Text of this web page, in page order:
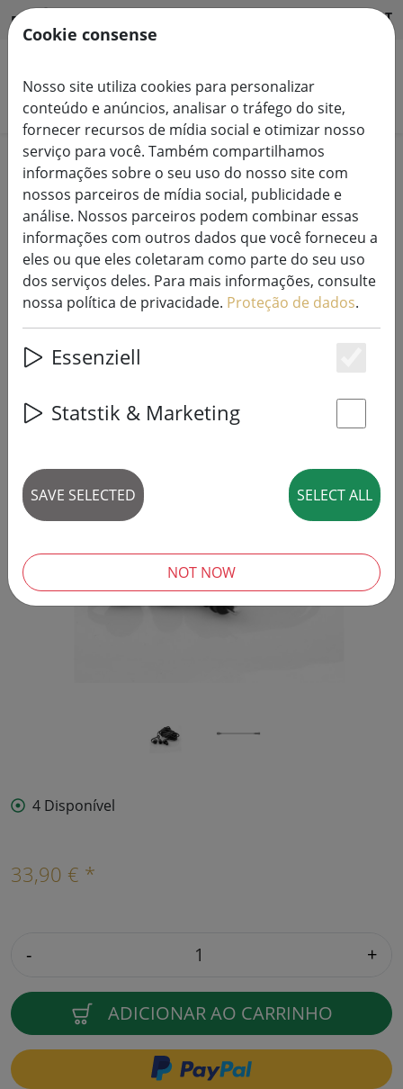
PT HILFE & SUPPORT
Pesquisar produtos
Home
Sistemas de luzes de fadas
correntes de luz do sistema Tech-Line LED 230V
Extensão de luzes de fadas Sirius
Tech-Line 230V 15 m preto
4 Disponível
33,90 € *
- +
ADICIONAR AO CARRINHO
Cookie consense
Nosso site utiliza cookies para personalizar
conteúdo e anúncios, analisar o tráfego do site,
fornecer recursos de mídia social e otimizar nosso
serviço para você. Também compartilhamos
informações sobre o seu uso do nosso site com
nossos parceiros de mídia social, publicidade e
análise. Nossos parceiros podem combinar essas
informações com outros dados que você forneceu a
eles ou que eles coletaram como parte do seu uso
dos serviços deles. Para mais informações, consulte
nossa política de privacidade. Proteção de dados.
Essenziell
Statstik & Marketing
SAVE SELECTED SELECT ALL
NOT NOW